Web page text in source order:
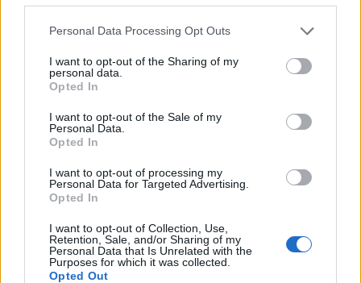
Personal Data Processing Opt Outs
I want to opt-out of the Sharing of my
personal data.
Opted In
I want to opt-out of the Sale of my
Personal Data.
Opted In
I want to opt-out of processing my
Personal Data for Targeted Advertising.
Opted In
I want to opt-out of Collection, Use,
Retention, Sale, and/or Sharing of my
Personal Data that Is Unrelated with the
Purposes for which it was collected.
Opted Out
Το FIAT 500 Hybrid τώρα από
18.990 ευρώ
Ατρόμητος και Novibet
συνεχίζουν μαζί: Ανανέωση της
2028
18η συνεχόμενη χρονιά για τον ΟΤΕ στη διεθνή σειρά δεικτών
FTSE4Good
Alpha Bank: Για πρώτη φορά το Αρχαίο Θέατρο Επιδαύρου άνοιξε τις